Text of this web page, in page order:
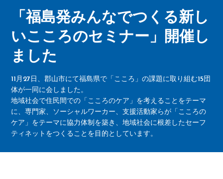
「福島発みんなでつくる新し
いこころのセミナー」開催し
ました
11月27日、郡山市にて福島県で「こころ」の課題に取り組む15団
体が一同に会しました。
地域社会で住民間での「こころのケア」を考えることをテーマ
に、専門家、ソーシャルワーカー、支援活動家らが「こころの
ケア」をテーマに協力体制を築き、地域社会に根差したセーフ
ティネットをつくることを目的としています。